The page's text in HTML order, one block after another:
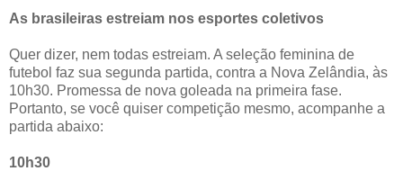
As brasileiras estreiam nos esportes coletivos
Quer dizer, nem todas estreiam. A seleção feminina de
futebol faz sua segunda partida, contra a Nova Zelândia, às
10h30. Promessa de nova goleada na primeira fase.
Portanto, se você quiser competição mesmo, acompanhe a
partida abaixo:
10h30